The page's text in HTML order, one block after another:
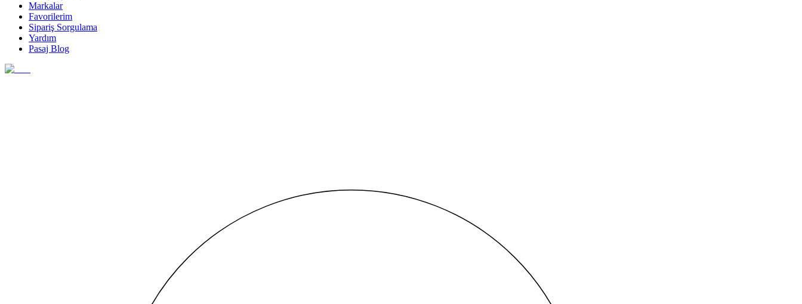
Markalar
Favorilerim
Sipariş Sorgulama
Yardım
Pasaj Blog